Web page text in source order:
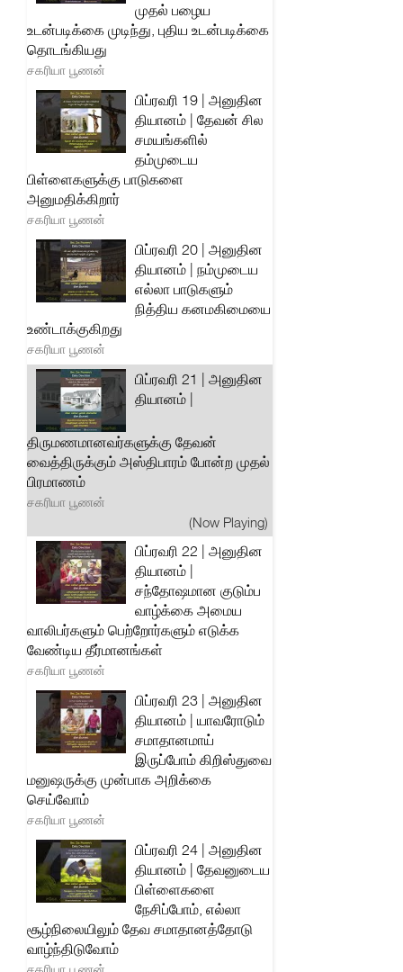
முதல் பழைய
உடன்படிக்கை முடிந்து, புதிய உடன்படிக்கை
தொடங்கியது
சகரியா பூணன்
பிப்ரவரி 19 | அனுதின
தியானம் | தேவன் சில
சமயங்களில்
தம்முடைய
பிள்ளைகளுக்கு பாடுகளை
அனுமதிக்கிறார்
சகரியா பூணன்
பிப்ரவரி 20 | அனுதின
தியானம் | நம்முடைய
எல்லா பாடுகளும்
நித்திய கனமகிமையை
உண்டாக்குகிறது
சகரியா பூணன்
பிப்ரவரி 21 | அனுதின
தியானம் |
திருமணமானவர்களுக்கு தேவன்
வைத்திருக்கும் அஸ்திபாரம் போன்ற முதல்
பிரமாணம்
சகரியா பூணன்
(Now Playing)
பிப்ரவரி 22 | அனுதின
தியானம் |
சந்தோஷமான குடும்ப
வாழ்க்கை அமைய
வாலிபர்களும் பெற்றோர்களும் எடுக்க
வேண்டிய தீர்மானங்கள்
சகரியா பூணன்
பிப்ரவரி 23 | அனுதின
தியானம் | யாவரோடும்
சமாதானமாய்
இருப்போம் கிறிஸ்துவை
மனுஷருக்கு முன்பாக அறிக்கை
செய்வோம்
சகரியா பூணன்
பிப்ரவரி 24 | அனுதின
தியானம் | தேவனுடைய
பிள்ளைகளை
நேசிப்போம், எல்லா
சூழ்நிலையிலும் தேவ சமாதானத்தோடு
வாழ்ந்திடுவோம்
சகரியா பூணன்